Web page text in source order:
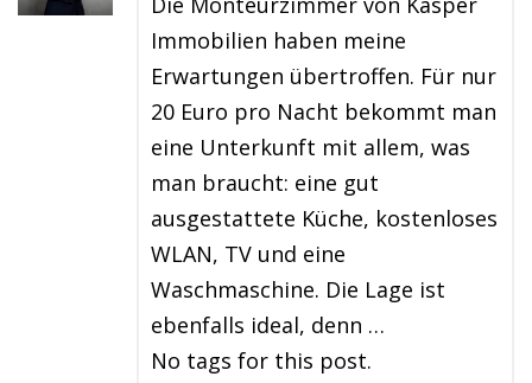
Immobilien haben meine
Erwartungen übertroffen. Für nur
20 Euro pro Nacht bekommt man
eine Unterkunft mit allem, was
man braucht: eine gut
ausgestattete Küche, kostenloses
WLAN, TV und eine
Waschmaschine. Die Lage ist
ebenfalls ideal, denn …
No tags for this post.